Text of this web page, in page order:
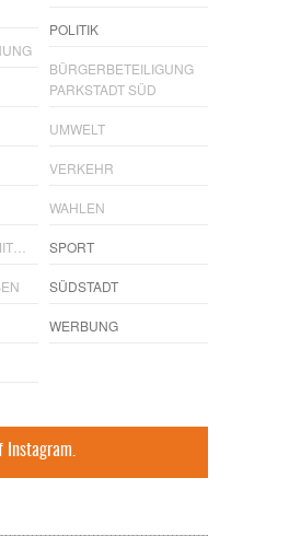
POLITIK
BÜRGERBETEILIGUNG
PARKSTADT SÜD
UMWELT
VERKEHR
WAHLEN
SPORT
SÜDSTADT
WERBUNG
Instagram.